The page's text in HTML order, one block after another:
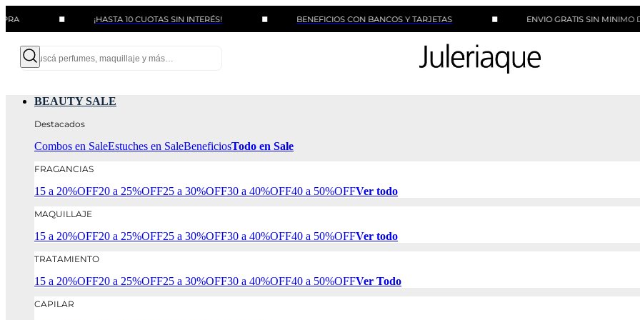
¡HASTA 10 CUOTAS SIN INTERÉS! BENEFICIOS CON BANCOS Y TARJETAS ENVIO GRATIS SIN MINIMO DE
BEAUTY SALE
Destacados
Combos en SaleEstuches en SaleBeneficiosTodo en Sale
FRAGANCIAS
15 a 20%OFF20 a 25%OFF25 a 30%OFF30 a 40%OFF40 a 50%OFFVer todo
MAQUILLAJE
15 a 20%OFF20 a 25%OFF25 a 30%OFF30 a 40%OFF40 a 50%OFFVer todo
TRATAMIENTO
15 a 20%OFF20 a 25%OFF25 a 30%OFF30 a 40%OFF40 a 50%OFFVer Todo
CAPILAR